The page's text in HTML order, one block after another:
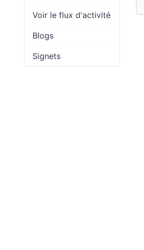
Voir le flux d'activité
Blogs
Signets